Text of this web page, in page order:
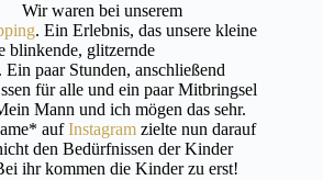
Wir waren bei unserem
. Ein Erlebnis, das unsere kleine
blinkende, glitzernde
paar Stunden, anschließend
für alle und ein paar Mitbringsel
Mann und ich mögen das sehr.
aufInstagram zielte nun darauf
den Bedürfnissen der Kinder
ihr kommen die Kinder zu erst!